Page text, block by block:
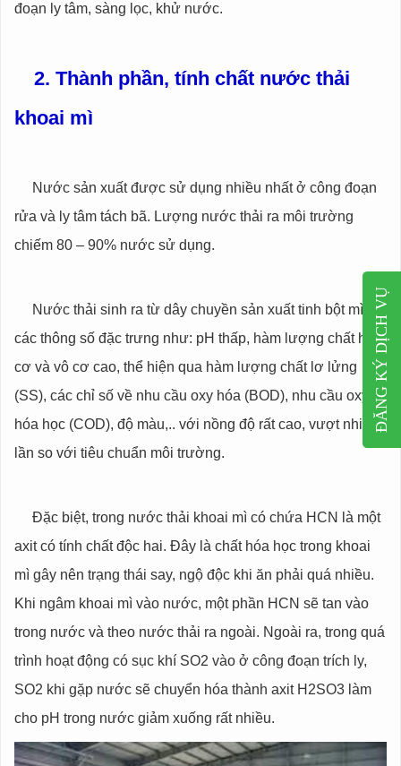
đoạn ly tâm, sàng lọc, khử nước.
2. Thành phần, tính chất nước thải
khoai mì
Nước sản xuất được sử dụng nhiều nhất ở công đoạn
rửa và ly tâm tách bã. Lượng nước thải ra môi trường
chiếm 80 – 90% nước sử dụng.
Nước thải sinh ra từ dây chuyền sản xuất tinh bột mì có
các thông số đặc trưng như: pH thấp, hàm lượng chất hữu
cơ và vô cơ cao, thể hiện qua hàm lượng chất lơ lửng
(SS), các chỉ số về nhu cầu oxy hóa (BOD), nhu cầu oxy
hóa học (COD), độ màu,.. với nồng độ rất cao, vượt nhiều
lần so với tiêu chuẩn môi trường.
Đặc biệt, trong nước thải khoai mì có chứa HCN là một
axit có tính chất độc hai. Đây là chất hóa học trong khoai
mì gây nên trạng thái say, ngộ độc khi ăn phải quá nhiều.
Khi ngâm khoai mì vào nước, một phần HCN sẽ tan vào
trong nước và theo nước thải ra ngoài. Ngoài ra, trong quá
trình hoạt động có sục khí SO2 vào ở công đoạn trích ly,
SO2 khi gặp nước sẽ chuyển hóa thành axit H2SO3 làm
cho pH trong nước giảm xuống rất nhiều.
ĐĂNG KÝ DỊCH VỤ